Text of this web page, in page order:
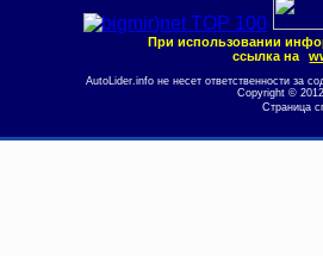
При использовании
ссылка на
AutoLider.info не несет ответственности за
Copyright ©
Страница